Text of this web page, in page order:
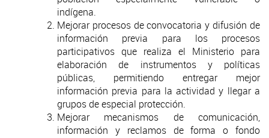
indígena.
Mejorar procesos de convocatoria y difusión de
información previa para los procesos
participativos que realiza el Ministerio para
elaboración de instrumentos y políticas
públicas, permitiendo entregar mejor
información previa para la actividad y llegar a
grupos de especial protección.
Mejorar mecanismos de comunicación,
información y reclamos de forma o fondo